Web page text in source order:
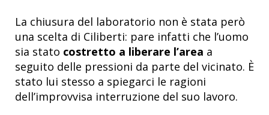
La chiusura del laboratorio non è stata però
una scelta di Ciliberti: pare infatti che l’uomo
sia stato costretto a liberare l’area a
seguito delle pressioni da parte del vicinato. È
stato lui stesso a spiegarci le ragioni
dell’improvvisa interruzione del suo lavoro.